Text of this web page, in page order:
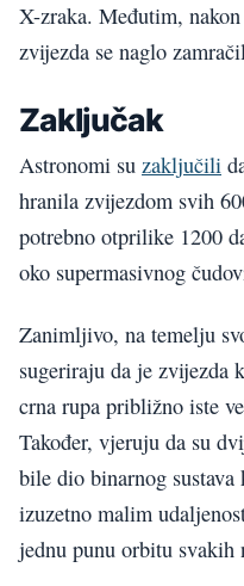
X-zraka. Međutim,
zvijezda se naglo
Zaključak
Astronomi su zaključili
hranila zvijezdom svih
potrebno otprilike 1200
oko supermasivnog
Zanimljivo, na temelju
sugeriraju da je zvijezda
crna rupa približno iste
Također, vjeruju da su
bile dio binarnog
izuzetno malim
jednu punu orbitu svakih